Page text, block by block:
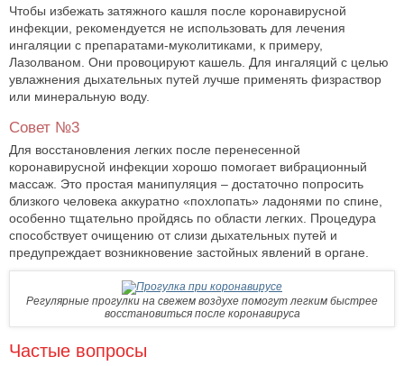
Чтобы избежать затяжного кашля после коронавирусной
инфекции, рекомендуется не использовать для лечения
ингаляции с препаратами-муколитиками, к примеру,
Лазолваном. Они провоцируют кашель. Для ингаляций с целью
увлажнения дыхательных путей лучше применять физраствор
или минеральную воду.
Совет №3
Для восстановления легких после перенесенной
коронавирусной инфекции хорошо помогает вибрационный
массаж. Это простая манипуляция – достаточно попросить
близкого человека аккуратно «похлопать» ладонями по спине,
особенно тщательно пройдясь по области легких. Процедура
способствует очищению от слизи дыхательных путей и
предупреждает возникновение застойных явлений в органе.
Регулярные прогулки на свежем воздухе помогут легким быстрее
восстановиться после коронавируса
Частые вопросы